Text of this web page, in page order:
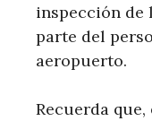
inspección de
parte del
aeropuerto.
Recuerda